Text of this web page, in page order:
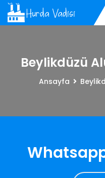
Beylikdüzü
Ansayfa